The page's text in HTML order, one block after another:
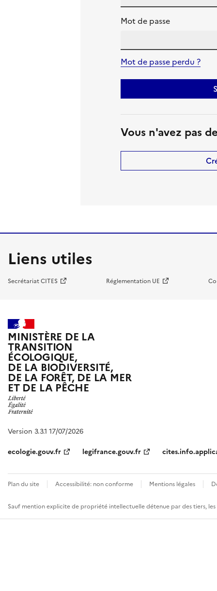
Mot de passe
Mot de passe perdu ?
Vous n'avez pas
Liens utiles
Secrétariat CITES Réglementation UE
MINISTÈRE DE LA
TRANSITION
ÉCOLOGIQUE,
DE LA BIODIVERSITÉ,
DE LA FORÊT, DE LA MER
ET DE LA PÊCHE
Version 3.3.1 17/07/2026
ecologie.gouv.fr
legifrance.gouv.fr
Plan du site Accessibilité: non conforme Mentions légales
Sauf mention explicite de propriété intellectuelle détenue par des tiers,